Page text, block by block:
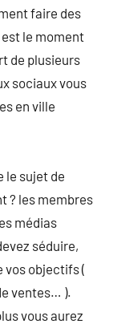
faire des
le moment
de plusieurs
sociaux vous
en ville
le sujet de
? les membres
médias
séduire,
vos objectifs (
ventes… ).
vous aurez